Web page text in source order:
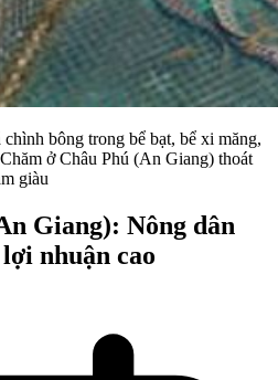
bông trong bể bạt, bể xi măng,
ở Châu Phú (An Giang) thoát
giàu
Giang): Nông dân
nhuận cao